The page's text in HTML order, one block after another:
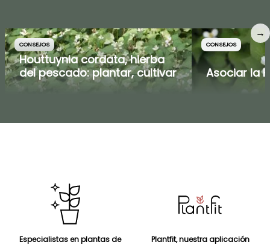
CONSEJOS
Houttuynia cordata, hierba
del pescado: plantar, cultivar
CONSEJOS
Asociar la
→
Especialistas en plantas de
Plantfit, nuestra aplicación